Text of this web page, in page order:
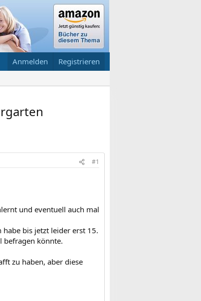
Anmelden Registrieren
#1
und eventuell auch mal
bis jetzt leider erst 15.
befragen könnte.
zu haben, aber diese